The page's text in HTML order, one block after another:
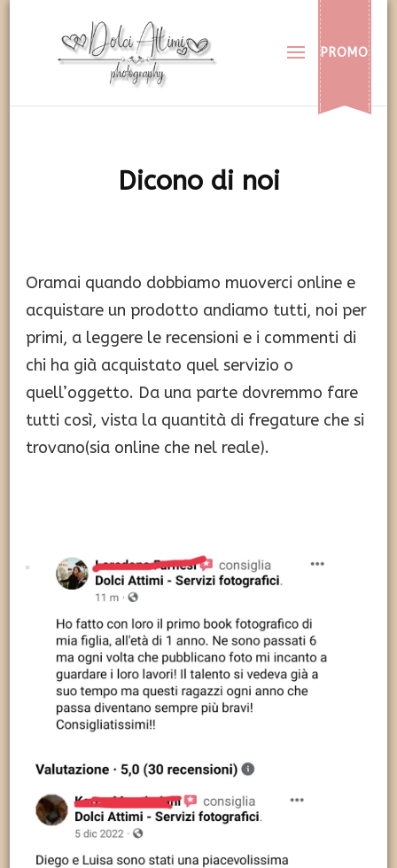
Dolci Attimi
Rendiamo immortali i vostri dolci momenti
PROMO
Dicono di noi
Oramai quando dobbiamo muoverci online e
acquistare un prodotto andiamo tutti, noi per
primi, a leggere le recensioni e i commenti di
chi ha già acquistato quel servizio o
quell’oggetto. Da una parte dovremmo fare
tutti così, vista la quantità di fregature che si
trovano(sia online che nel reale).